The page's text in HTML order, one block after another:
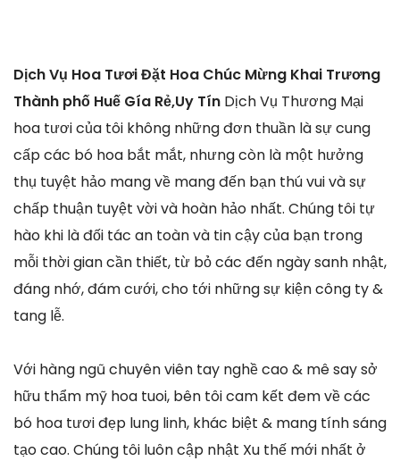
Dịch Vụ Hoa Tươi Đặt Hoa Chúc Mừng Khai Trương
Thành phố Huế Gía Rẻ,Uy Tín Dịch Vụ Thương Mại
hoa tươi của tôi không những đơn thuần là sự cung
cấp các bó hoa bắt mắt, nhưng còn là một hưởng
thụ tuyệt hảo mang về mang đến bạn thú vui và sự
chấp thuận tuyệt vời và hoàn hảo nhất. Chúng tôi tự
hào khi là đối tác an toàn và tin cậy của bạn trong
mỗi thời gian cần thiết, từ bỏ các đến ngày sanh nhật,
đáng nhớ, đám cưới, cho tới những sự kiện công ty &
tang lễ.
Với hàng ngũ chuyên viên tay nghề cao & mê say sở
hữu thẩm mỹ hoa tuoi, bên tôi cam kết đem về các
bó hoa tươi đẹp lung linh, khác biệt & mang tính sáng
tạo cao. Chúng tôi luôn cập nhật Xu thế mới nhất ở